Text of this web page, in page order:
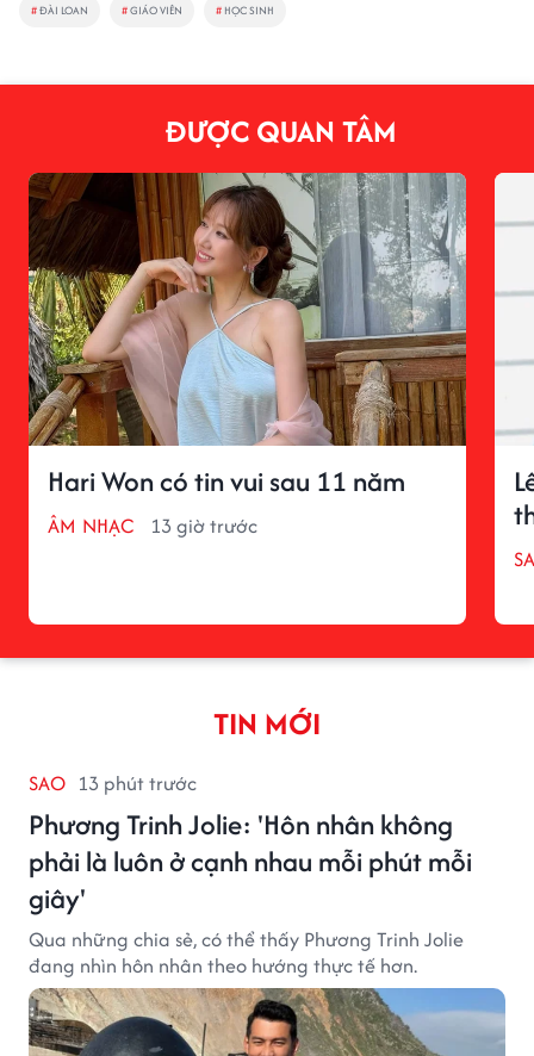
#ĐÀI LOAN #GIÁO VIÊN # HỌC SINH
ĐƯỢC QUAN TÂM
Hari Won có tin vui sau 11 năm
ÂM NHẠC 13 giờ trước
TIN MỚI
SAO 13 phút trước
Phương Trinh Jolie: 'Hôn nhân không
phải là luôn ở cạnh nhau mỗi phút mỗi
giây'
Qua những chia sẻ, có thể thấy Phương Trinh Jolie
đang nhìn hôn nhân theo hướng thực tế hơn.